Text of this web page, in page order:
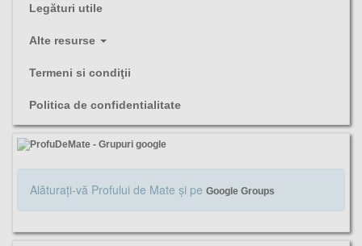
Legături utile
Alte resurse
Termeni si condiţii
Politica de confidentialitate
Alăturaţi-vă Profului de Mate şi pe Google Groups